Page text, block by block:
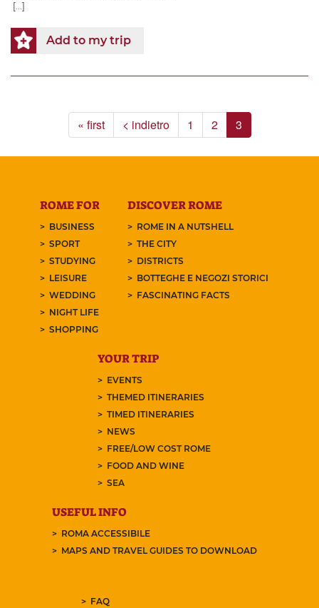
[...]
Add to my trip
« first < indietro 1 2 3
ROME FOR
BUSINESS
SPORT
STUDYING
LEISURE
WEDDING
NIGHT LIFE
SHOPPING
DISCOVER ROME
ROME IN A NUTSHELL
THE CITY
DISTRICTS
BOTTEGHE E NEGOZI STORICI
FASCINATING FACTS
YOUR TRIP
EVENTS
THEMED ITINERARIES
TIMED ITINERARIES
NEWS
FREE/LOW COST ROME
FOOD AND WINE
SEA
USEFUL INFO
ROMA ACCESSIBILE
MAPS AND TRAVEL GUIDES TO DOWNLOAD
FAQ